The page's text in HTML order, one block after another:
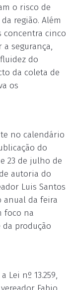
o risco de
região. Além
concentra cinco
segurança,
do
da coleta de
os
no calendário
do
23 de julho de
autoria do
Luis Santos
anual da feira
foco na
da produção
Lei nº 13.259,